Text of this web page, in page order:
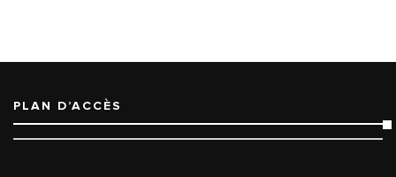
PLAN D’ACCÈS